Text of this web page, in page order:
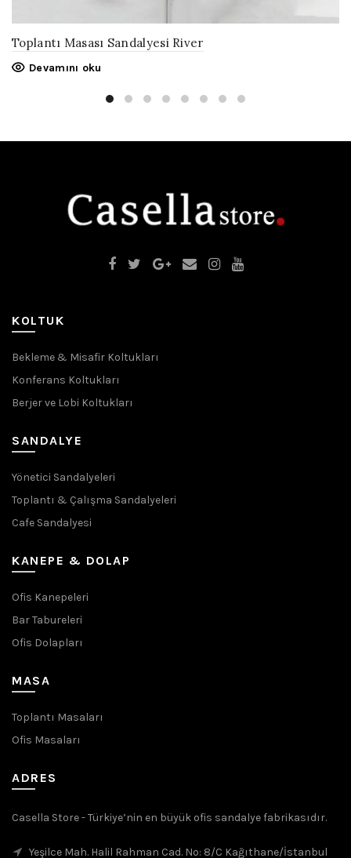
Toplantı Masası Sandalyesi River
Devamını oku
KOLTUK
Bekleme & Misafir Koltukları
Konferans Koltukları
Berjer ve Lobi Koltukları
SANDALYE
Yönetici Sandalyeleri
Toplantı & Çalışma Sandalyeleri
Cafe Sandalyesi
KANEPE & DOLAP
Ofis Kanepeleri
Bar Tabureleri
Ofis Dolapları
MASA
Toplantı Masaları
Ofis Masaları
ADRES
Casella Store - Türkiye’nin en büyük ofis sandalye fabrikasıdır.
Yeşilce Mah. Halil Rahman Cad. No: 8/C Kağıthane/İstanbul